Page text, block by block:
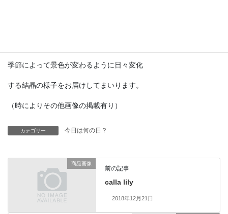
季節によって景色が変わるように日々変化
する結晶の様子をお届けしてまいります。
（時によりその他画像の掲載有り）
カテゴリー 今日は何の日？
商品画像
前の記事
calla lily
2018年12月21日